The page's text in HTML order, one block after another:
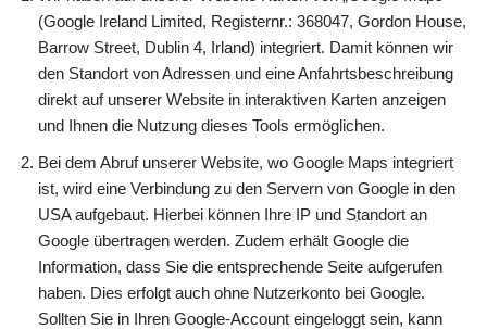
(Google Ireland Limited, Registernr.: 368047, Gordon House,
Barrow Street, Dublin 4, Irland) integriert. Damit können wir
den Standort von Adressen und eine Anfahrtsbeschreibung
direkt auf unserer Website in interaktiven Karten anzeigen
und Ihnen die Nutzung dieses Tools ermöglichen.
Bei dem Abruf unserer Website, wo Google Maps integriert
ist, wird eine Verbindung zu den Servern von Google in den
USA aufgebaut. Hierbei können Ihre IP und Standort an
Google übertragen werden. Zudem erhält Google die
Information, dass Sie die entsprechende Seite aufgerufen
haben. Dies erfolgt auch ohne Nutzerkonto bei Google.
Sollten Sie in Ihren Google-Account eingeloggt sein, kann